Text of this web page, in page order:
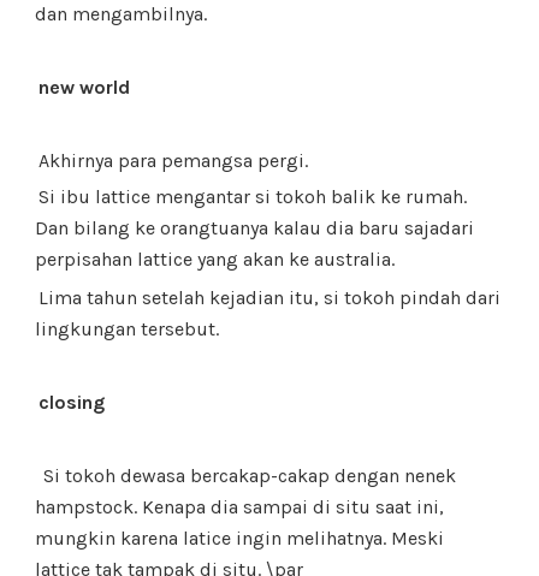
dan mengambilnya.
new world
Akhirnya para pemangsa pergi.
Si ibu lattice mengantar si tokoh balik ke rumah.
Dan bilang ke orangtuanya kalau dia baru sajadari
perpisahan lattice yang akan ke australia.
Lima tahun setelah kejadian itu, si tokoh pindah dari
lingkungan tersebut.
closing
Si tokoh dewasa bercakap-cakap dengan nenek
hampstock. Kenapa dia sampai di situ saat ini,
mungkin karena latice ingin melihatnya. Meski
lattice tak tampak di situ. \par